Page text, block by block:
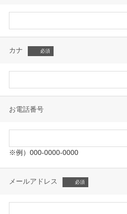
カナ
お電話番号
※例）000-0000-0000
メールアドレス